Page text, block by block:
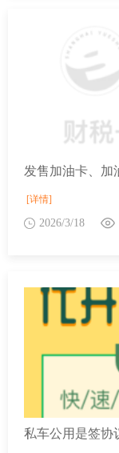
[详情]
2026/3/18
私车公用是签协